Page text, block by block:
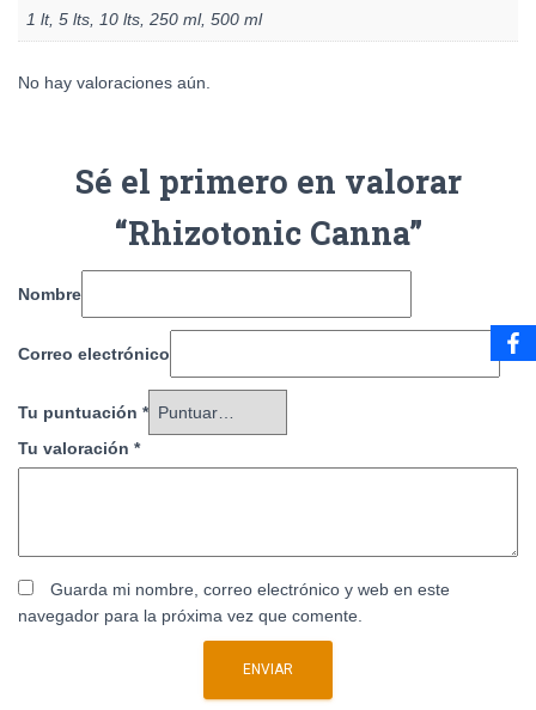
1 lt, 5 lts, 10 lts, 250 ml, 500 ml
No hay valoraciones aún.
Sé el primero en valorar
“Rhizotonic Canna”
Nombre
Correo electrónico
Tu puntuación *
Tu valoración *
Guarda mi nombre, correo electrónico y web en este
navegador para la próxima vez que comente.